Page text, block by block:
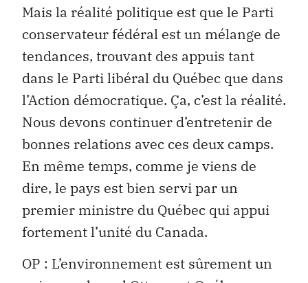
Mais la réalité politique est que le Parti
conservateur fédéral est un mélange de
tendances, trouvant des appuis tant
dans le Parti libéral du Québec que dans
l’Action démocratique. Ça, c’est la réalité.
Nous devons continuer d’entretenir de
bonnes relations avec ces deux camps.
En même temps, comme je viens de
dire, le pays est bien servi par un
premier ministre du Québec qui appui
fortement l’unité du Canada.
OP : L’environnement est sûrement un